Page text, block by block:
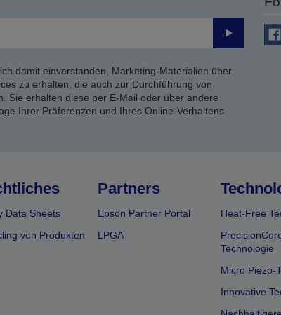
Senden
damit einverstanden, Marketing-Materialien über
zu erhalten, die auch zur Durchführung von
Sie erhalten diese per E-Mail oder über andere
Ihrer Präferenzen und Ihres Online-Verhaltens
Data Sheets
von Produkten
Partners
Epson Partner Portal
LPGA
Heat-Free
Technologie
Micro Piezo-
Innovative